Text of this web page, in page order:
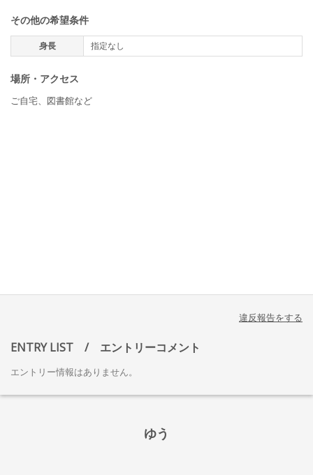
その他の希望条件
身長 指定なし
場所・アクセス
ご自宅、図書館など
違反報告をする
ENTRY LIST / エントリーコメント
エントリー情報はありません。
ゆう